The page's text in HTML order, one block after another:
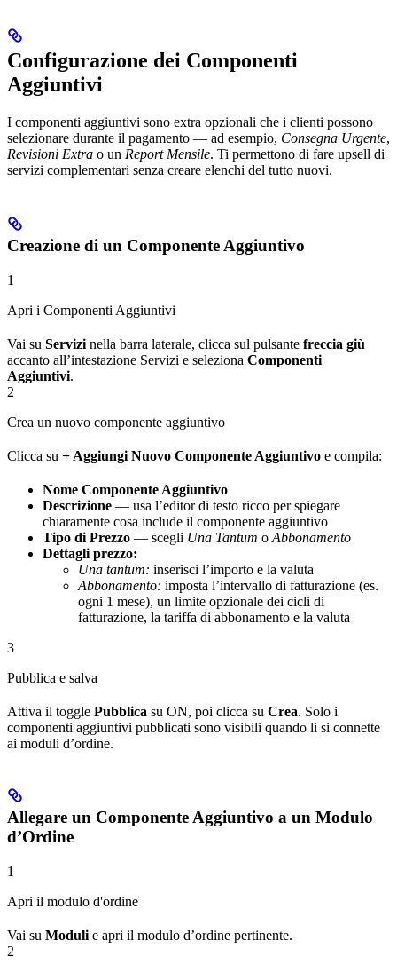
Configurazione dei Componenti
Aggiuntivi
I componenti aggiuntivi sono extra opzionali che i clienti possono
selezionare durante il pagamento — ad esempio, Consegna Urgente,
Revisioni Extra o un Report Mensile. Ti permettono di fare upsell di
servizi complementari senza creare elenchi del tutto nuovi.
Creazione di un Componente Aggiuntivo
1
Apri i Componenti Aggiuntivi
Vai su Servizi nella barra laterale, clicca sul pulsante freccia giù
accanto all’intestazione Servizi e seleziona Componenti
Aggiuntivi.
2
Crea un nuovo componente aggiuntivo
Clicca su + Aggiungi Nuovo Componente Aggiuntivo e compila:
Nome Componente Aggiuntivo
Descrizione — usa l’editor di testo ricco per spiegare
chiaramente cosa include il componente aggiuntivo
Tipo di Prezzo — scegli Una Tantum o Abbonamento
Dettagli prezzo:
Una tantum: inserisci l’importo e la valuta
Abbonamento: imposta l’intervallo di fatturazione (es.
ogni 1 mese), un limite opzionale dei cicli di
fatturazione, la tariffa di abbonamento e la valuta
3
Pubblica e salva
Attiva il toggle Pubblica su ON, poi clicca su Crea. Solo i
componenti aggiuntivi pubblicati sono visibili quando li si connette
ai moduli d’ordine.
Allegare un Componente Aggiuntivo a un Modulo
d’Ordine
1
Apri il modulo d'ordine
Vai su Moduli e apri il modulo d’ordine pertinente.
2